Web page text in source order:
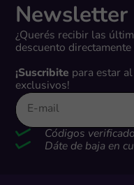
Newsletter
¿Querés recibir las
descuento
¡Suscribite para estar
exclusivos!
Códigos
Dáte de baja en